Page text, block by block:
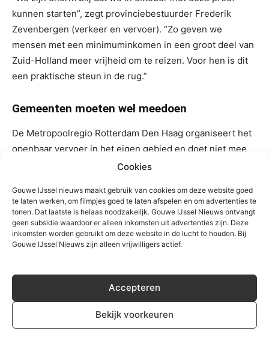
Cookies
Gouwe IJssel nieuws maakt gebruik van cookies om deze website goed
te laten werken, om filmpjes goed te laten afspelen en om advertenties te
tonen. Dat laatste is helaas noodzakelijk. Gouwe IJssel Nieuws ontvangt
geen subsidie waardoor er alleen inkomsten uit advertenties zijn. Deze
inkomsten worden gebruikt om deze website in de lucht te houden. Bij
Gouwe IJssel Nieuws zijn alleen vrijwilligers actief.
Accepteren
Bekijk voorkeuren
kunnen starten”, zegt provinciebestuurder Frederik
Zevenbergen (verkeer en vervoer). “Zo geven we
mensen met een minimuminkomen in een groot deel van
Zuid-Holland meer vrijheid om te reizen. Voor hen is dit
een praktische steun in de rug.”
Gemeenten moeten wel meedoen
De Metropoolregio Rotterdam Den Haag organiseert het
openbaar vervoer in het eigen gebied en doet niet mee
aan de proef. Gemeenten in de rest van Zuid-Holland
en Zuidplas. Inwoners van bovenstaande gemeenten die
besluiten deel te nemen aan de proef en die in
aanmerking komen, worden op een later moment
benaderd door hun eigen gemeente. Het is nog niet